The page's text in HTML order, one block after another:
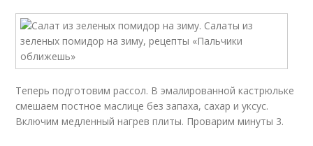
Теперь подготовим рассол. В эмалированной кастрюльке
смешаем постное маслице без запаха, сахар и уксус.
Включим медленный нагрев плиты. Проварим минуты 3.